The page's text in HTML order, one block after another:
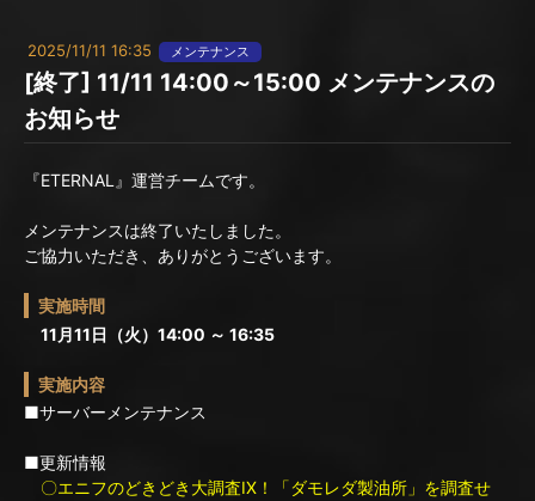
2025/11/11 16:35 メンテナンス
[終了] 11/11 14:00～15:00 メンテナンスの
お知らせ
『ETERNAL』運営チームです。
メンテナンスは終了いたしました。
ご協力いただき、ありがとうございます。
実施時間
11月11日（火）14:00 ～ 16:35
実施内容
■サーバーメンテナンス
■更新情報
〇エニフのどきどき大調査IX！「ダモレダ製油所」を調査せ